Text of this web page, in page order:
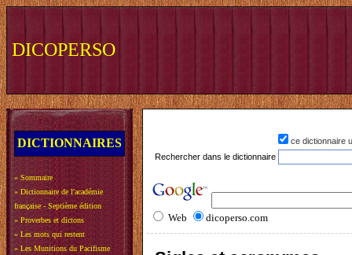
DICOPERSO
DICTIONNAIRES
» Sommaire
» Dictionnaire de l'académie
française - Septième édition
» Proverbes et dictons
» Les mots qui restent
» Les Munitions du Pacifisme
ce dictionnaire
Rechercher dans le dictionnaire
Web dicoperso.com